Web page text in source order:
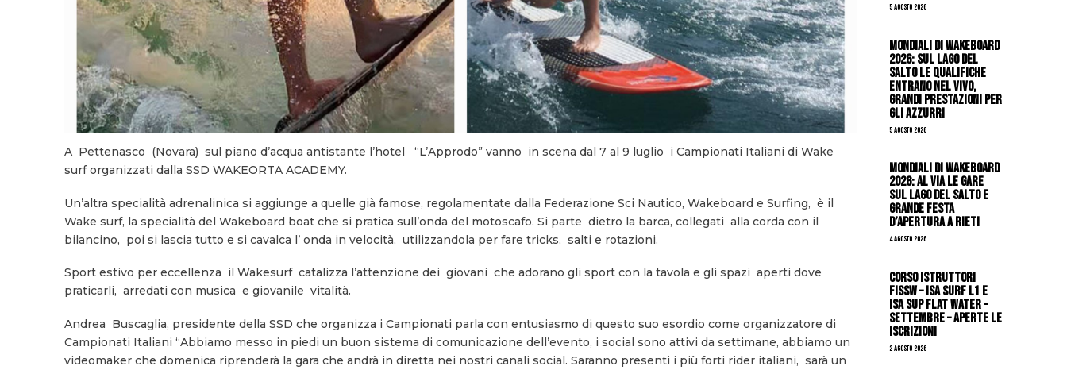
A Pettenasco (Novara) sul piano d’acqua antistante l’hotel “L’Approdo” vanno in scena dal 7 al 9 luglio i Campionati Italiani di Wake
surf organizzati dalla SSD WAKEORTA ACADEMY.
Un’altra specialità adrenalinica si aggiunge a quelle già famose, regolamentate dalla Federazione Sci Nautico, Wakeboard e Surfing, è il
Wake surf, la specialità del Wakeboard boat che si pratica sull’onda del motoscafo. Si parte dietro la barca, collegati alla corda con il
bilancino, poi si lascia tutto e si cavalca l’ onda in velocità, utilizzandola per fare tricks, salti e rotazioni.
Sport estivo per eccellenza il Wakesurf catalizza l’attenzione dei giovani che adorano gli sport con la tavola e gli spazi aperti dove
praticarli, arredati con musica e giovanile vitalità.
Andrea Buscaglia, presidente della SSD che organizza i Campionati parla con entusiasmo di questo suo esordio come organizzatore di
Campionati Italiani “Abbiamo messo in piedi un buon sistema di comunicazione dell’evento, i social sono attivi da settimane, abbiamo un
videomaker che domenica riprenderà la gara che andrà in diretta nei nostri canali social. Saranno presenti i più forti rider italiani, sarà un
5 Agosto 2026
Mondiali di Wakeboard
2026: sul Lago del
Salto le qualifiche
entrano nel vivo,
grandi prestazioni per
gli azzurri
5 Agosto 2026
Mondiali di Wakeboard
2026: al via le gare
sul Lago del Salto e
grande festa
d’apertura a Rieti
4 Agosto 2026
CORSO ISTRUTTORI
FISSW – ISA SURF L1 e
ISA SUP Flat Water –
SETTEMBRE – APERTE LE
ISCRIZIONI
2 Agosto 2026